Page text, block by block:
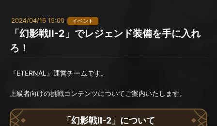
2024/04/16 15:00 イベント
「幻影戦II-2」でレジェンド装備を手に入れ
ろ！
『ETERNAL』運営チームです。
上級者向けの挑戦コンテンツについてご案内いたします。
「幻影戦II-2」について